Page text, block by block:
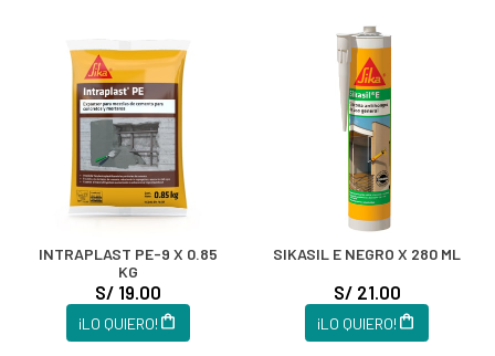
INTRAPLAST PE-9 X 0.85
KG
S/ 19.00
¡LO QUIERO!
SIKASIL E NEGRO X 280 ML
S/ 21.00
¡LO QUIERO!